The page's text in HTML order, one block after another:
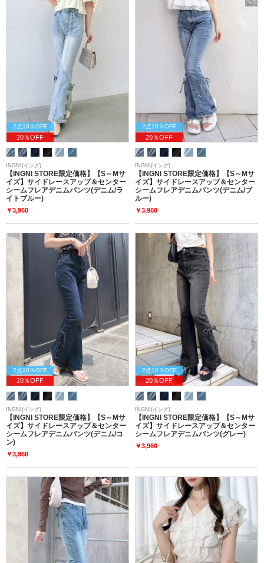
2点10％OFF
20％OFF
INGNI(イング)
【INGNI STORE限定価格】【S～Mサ
イズ】サイドレースアップ＆センター
シームフレアデニムパンツ(デニム/ラ
イトブルー)
￥3,960
2点10％OFF
20％OFF
INGNI(イング)
【INGNI STORE限定価格】【S～Mサ
イズ】サイドレースアップ＆センター
シームフレアデニムパンツ(デニム/ブ
ルー)
￥3,960
2点10％OFF
20％OFF
INGNI(イング)
【INGNI STORE限定価格】【S～Mサ
イズ】サイドレースアップ＆センター
シームフレアデニムパンツ(デニム/コ
ン)
￥3,960
2点10％OFF
20％OFF
INGNI(イング)
【INGNI STORE限定価格】【S～Mサ
イズ】サイドレースアップ＆センター
シームフレアデニムパンツ(グレー)
￥3,960